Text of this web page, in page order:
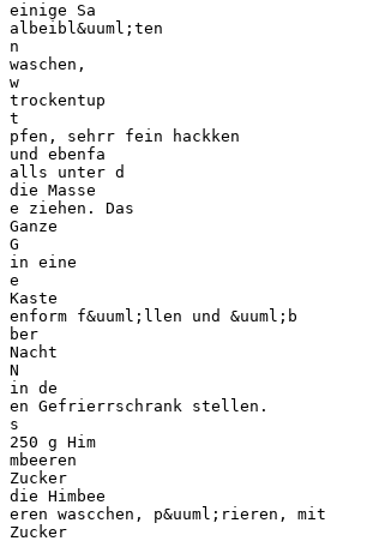
einige Sa
albeibl&uuml;ten
n
waschen,
w
trockentup
t
pfen, sehrr fein hackken
und ebenfa
alls unter d
die Masse
e ziehen. Das
Ganze
G
in eine
e
Kaste
enform f&uuml;llen und &uuml;b
ber
Nacht
N
in de
en Gefrierrschrank stellen.
s
250 g Him
mbeeren
Zucker
die Himbee
eren wascchen, p&uuml;rieren, mit
Zucker